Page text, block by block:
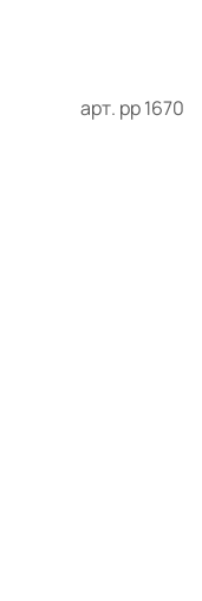
арт. рр 1670